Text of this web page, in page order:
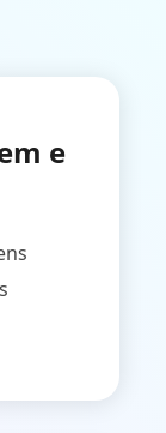
e